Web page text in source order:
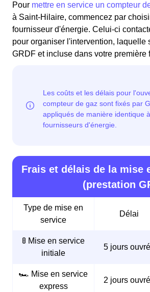
Pour mettre en service un compteur
à Saint-Hilaire, commencez par
fournisseur d'énergie. Celui-ci
pour organiser l'intervention, laquelle
GRDF et incluse dans votre première
Frais et délais de la mise
(prestation
Type de mise en
service
Délai
🚦 Mise en service
initiale
5 jours
🏎️ Mise en service
express
2 jours